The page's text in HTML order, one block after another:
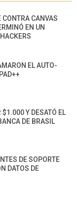
CONTRA CANVAS
EN UN
EL AUTO-
$1.000 Y DESATÓ EL
DE BRASIL
DE SOPORTE
DATOS DE